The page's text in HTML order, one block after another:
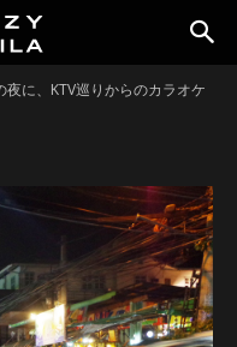
夜に、KTV巡りからのカラオケ